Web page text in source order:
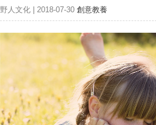
野人文化 | 2018-07-30 創意教養